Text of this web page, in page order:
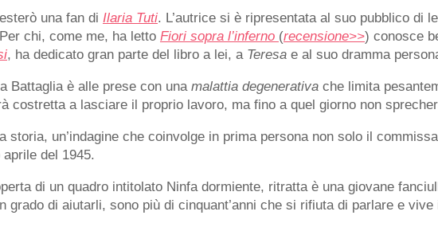
una fan di Ilaria Tuti. L’autrice si è ripresentata al suo pubblico di
chi, come me, ha letto Fiori sopra l’inferno (recensione>>) conosce
, ha dedicato gran parte del libro a lei, a Teresa e al suo dramma
Battaglia è alle prese con una malattia degenerativa che limita
costretta a lasciare il proprio lavoro, ma fino a quel giorno non
storia, un’indagine che coinvolge in prima persona non solo il
del 1945.
di un quadro intitolato Ninfa dormiente, ritratta è una giovane
grado di aiutarli, sono più di cinquant’anni che si rifiuta di parlare e